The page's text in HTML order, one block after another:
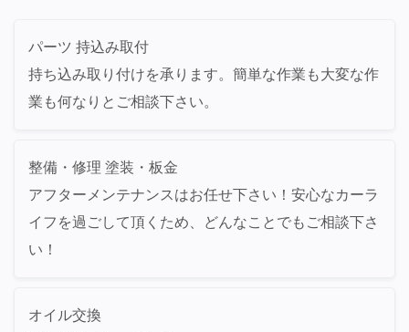
パーツ 持込み取付
持ち込み取り付けを承ります。簡単な作業も大変な作
業も何なりとご相談下さい。
整備・修理 塗装・板金
アフターメンテナンスはお任せ下さい！安心なカーラ
イフを過ごして頂くため、どんなことでもご相談下さ
い！
オイル交換